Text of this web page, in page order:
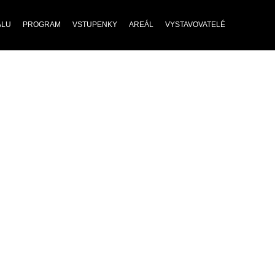
PROGRAM VSTUPENKY AREÁL VYSTAVOVATELÉ